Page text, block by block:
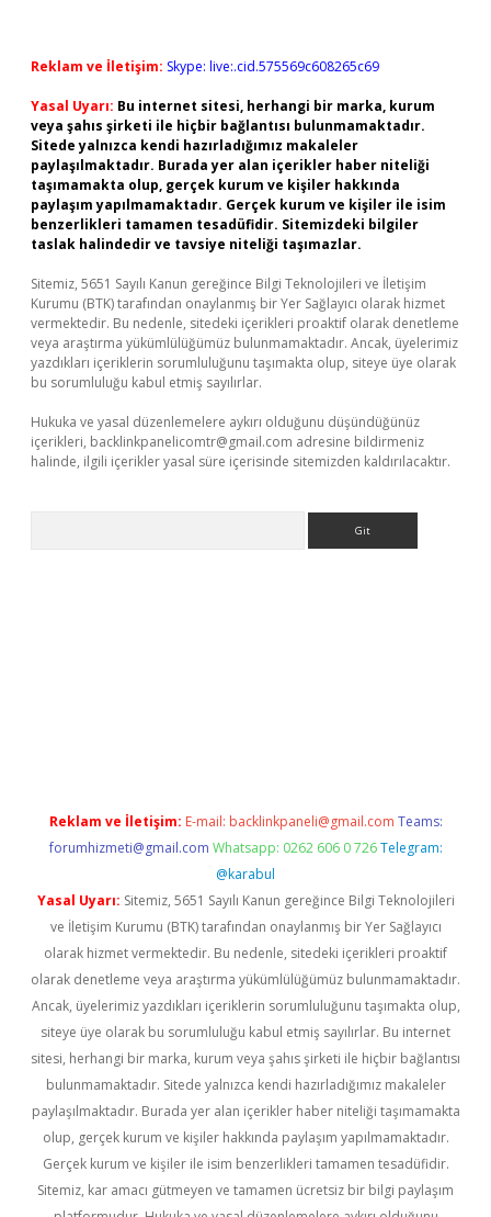
Reklam ve İletişim: Skype: live:.cid.575569c608265c69
Yasal Uyarı: Bu internet sitesi, herhangi bir marka, kurum
veya şahıs şirketi ile hiçbir bağlantısı bulunmamaktadır.
Sitede yalnızca kendi hazırladığımız makaleler
paylaşılmaktadır. Burada yer alan içerikler haber niteliği
taşımamakta olup, gerçek kurum ve kişiler hakkında
paylaşım yapılmamaktadır. Gerçek kurum ve kişiler ile isim
benzerlikleri tamamen tesadüfidir. Sitemizdeki bilgiler
taslak halindedir ve tavsiye niteliği taşımazlar.
Sitemiz, 5651 Sayılı Kanun gereğince Bilgi Teknolojileri ve İletişim
Kurumu (BTK) tarafından onaylanmış bir Yer Sağlayıcı olarak hizmet
vermektedir. Bu nedenle, sitedeki içerikleri proaktif olarak denetleme
veya araştırma yükümlülüğümüz bulunmamaktadır. Ancak, üyelerimiz
yazdıkları içeriklerin sorumluluğunu taşımakta olup, siteye üye olarak
bu sorumluluğu kabul etmiş sayılırlar.
Hukuka ve yasal düzenlemelere aykırı olduğunu düşündüğünüz
içerikleri, backlinkpanelicomtr@gmail.com adresine bildirmeniz
halinde, ilgili içerikler yasal süre içerisinde sitemizden kaldırılacaktır.
Reklam ve İletişim: E-mail: backlinkpaneli@gmail.com Teams:
forumhizmeti@gmail.com Whatsapp: 0262 606 0 726 Telegram:
@karabul
Yasal Uyarı: Sitemiz, 5651 Sayılı Kanun gereğince Bilgi Teknolojileri
ve İletişim Kurumu (BTK) tarafından onaylanmış bir Yer Sağlayıcı
olarak hizmet vermektedir. Bu nedenle, sitedeki içerikleri proaktif
olarak denetleme veya araştırma yükümlülüğümüz bulunmamaktadır.
Ancak, üyelerimiz yazdıkları içeriklerin sorumluluğunu taşımakta olup,
siteye üye olarak bu sorumluluğu kabul etmiş sayılırlar. Bu internet
sitesi, herhangi bir marka, kurum veya şahıs şirketi ile hiçbir bağlantısı
bulunmamaktadır. Sitede yalnızca kendi hazırladığımız makaleler
paylaşılmaktadır. Burada yer alan içerikler haber niteliği taşımamakta
olup, gerçek kurum ve kişiler hakkında paylaşım yapılmamaktadır.
Gerçek kurum ve kişiler ile isim benzerlikleri tamamen tesadüfidir.
Sitemiz, kar amacı gütmeyen ve tamamen ücretsiz bir bilgi paylaşım